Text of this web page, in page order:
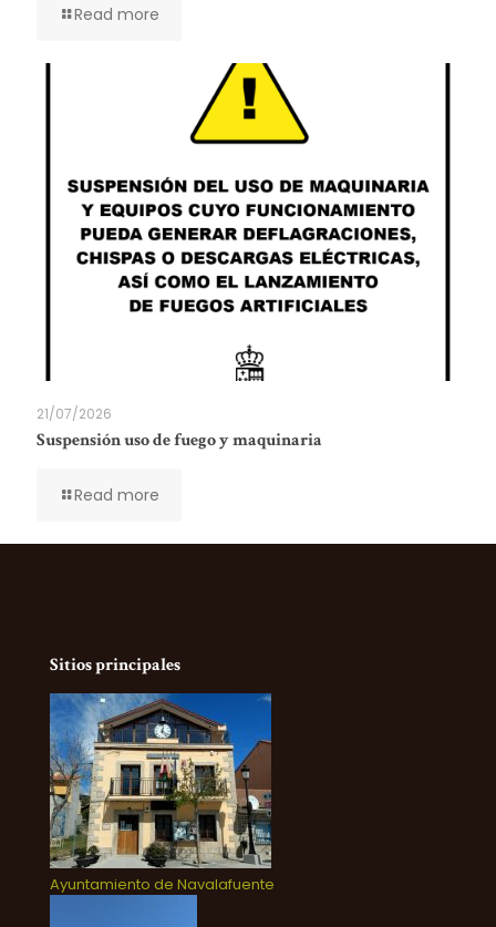
Read more
21/07/2026
Suspensión uso de fuego y maquinaria
Read more
Sitios principales
Ayuntamiento de Navalafuente